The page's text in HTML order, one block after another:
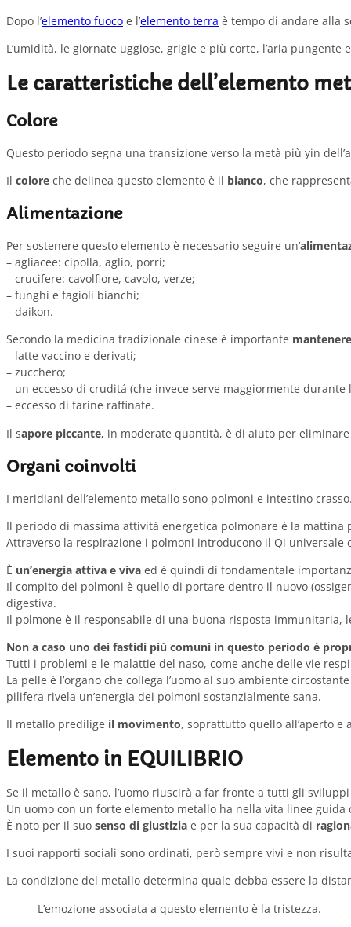
Dopo l’elemento fuoco e l’elemento terra è tempo di andare alla
L’umidità, le giornate uggiose, grigie e più corte, l’aria
Le caratteristiche dell’elemento
Colore
Questo periodo segna una transizione verso la metà più yin
Il colore che delinea questo elemento è il bianco, che
Alimentazione
Per sostenere questo elemento è necessario seguire un’
– agliacee: cipolla, aglio, porri;
– crucifere: cavolfiore, cavolo, verze;
– funghi e fagioli bianchi;
– daikon.
Secondo la medicina tradizionale cinese è importante
– latte vaccino e derivati;
– zucchero;
– un eccesso di cruditá (che invece serve maggiormente durante
– eccesso di farine raffinate.
Il sapore piccante, in moderate quantità, è di aiuto per
Organi coinvolti
I meridiani dell’elemento metallo sono polmoni e intestino
Il periodo di massima attività energetica polmonare è la mattina
Attraverso la respirazione i polmoni introducono il Qi universale
È un’energia attiva e viva ed è quindi di fondamentale
Il compito dei polmoni è quello di portare dentro il nuovo
digestiva.
Il polmone è il responsabile di una buona risposta immunitaria,
Non a caso uno dei fastidi più comuni in questo periodo è
Tutti i problemi e le malattie del naso, come anche delle vie
La pelle è l’organo che collega l’uomo al suo ambiente
pilifera rivela un’energia dei polmoni sostanzialmente sana.
Il metallo predilige il movimento, soprattutto quello all’aperto e
Elemento in EQUILIBRIO
Se il metallo è sano, l’uomo riuscirà a far fronte a tutti gli
Un uomo con un forte elemento metallo ha nella vita linee
È noto per il suo senso di giustizia e per la sua capacità di
I suoi rapporti sociali sono ordinati, però sempre vivi e non
La condizione del metallo determina quale debba essere la
L’emozione associata a questo elemento è la tristezza.